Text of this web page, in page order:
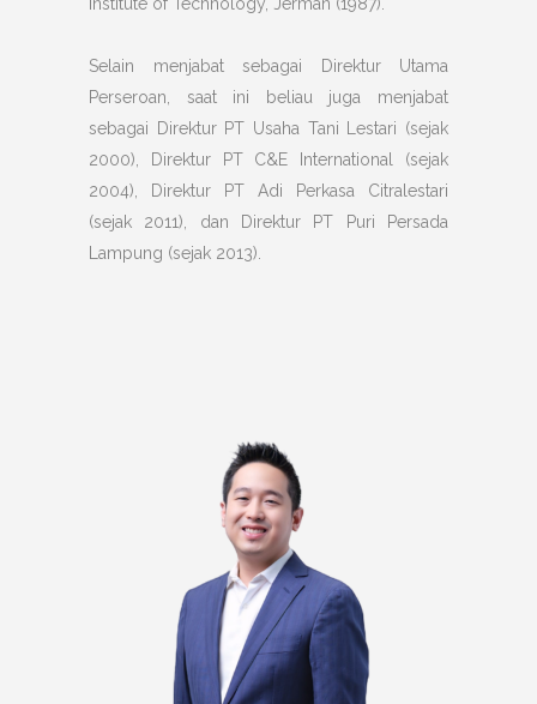
Selain menjabat sebagai Direktur Utama
Perseroan, saat ini beliau juga menjabat
sebagai Direktur PT Usaha Tani Lestari (sejak
2000), Direktur PT C&E International (sejak
2004), Direktur PT Adi Perkasa Citralestari
(sejak 2011), dan Direktur PT Puri Persada
Lampung (sejak 2013).